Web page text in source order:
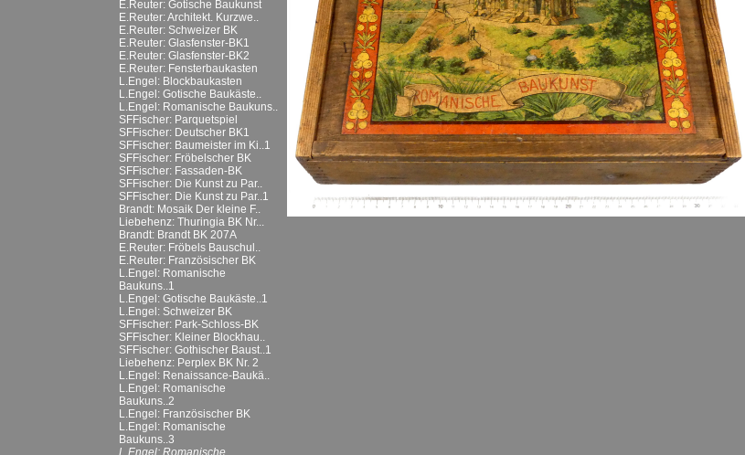
E.Reuter: Gotische Baukunst
E.Reuter: Architekt. Kurzwe..
E.Reuter: Schweizer BK
E.Reuter: Glasfenster-BK1
E.Reuter: Glasfenster-BK2
E.Reuter: Fensterbaukasten
L.Engel: Blockbaukasten
L.Engel: Gotische Baukäste..
L.Engel: Romanische Baukuns..
SFFischer: Parquetspiel
SFFischer: Deutscher BK1
SFFischer: Baumeister im Ki..1
SFFischer: Fröbelscher BK
SFFischer: Fassaden-BK
SFFischer: Die Kunst zu Par..
SFFischer: Die Kunst zu Par..1
Brandt: Mosaik Der kleine F..
Liebehenz: Thuringia BK Nr...
Brandt: Brandt BK 207A
E.Reuter: Fröbels Bauschul..
E.Reuter: Französischer BK
L.Engel: Romanische
Baukuns..1
L.Engel: Gotische Baukäste..1
L.Engel: Schweizer BK
SFFischer: Park-Schloss-BK
SFFischer: Kleiner Blockhau..
SFFischer: Gothischer Baust..1
Liebehenz: Perplex BK Nr. 2
L.Engel: Renaissance-Baukä..
L.Engel: Romanische
Baukuns..2
L.Engel: Französischer BK
L.Engel: Romanische
Baukuns..3
L.Engel: Romanische